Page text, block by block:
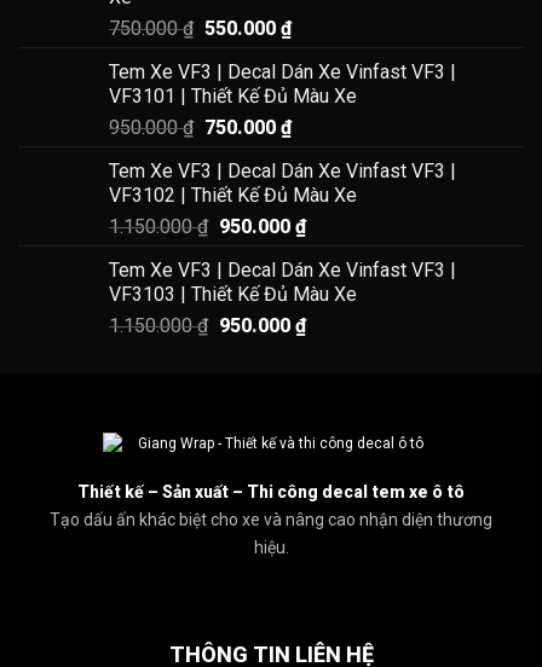
Nâng cấp diện mạo xe VF3 ngay hôm nay với Giang
Khám phá kho mẫu tem xe ô tô độc đẹp
750.000₫ Giá
là:
750.000 ₫.
550.000 ₫Giá
tại
là:
550.000 ₫.
Tem Xe VF3 | Decal Dán Xe Vinfast VF3 |
VF3101 | Thiết Kế Đủ Màu Xe
950.000₫ Giá
là:
950.000 ₫.
750.000 ₫Giá
tại
là:
750.000 ₫.
Tem Xe VF3 | Decal Dán Xe Vinfast VF3 |
VF3102 | Thiết Kế Đủ Màu Xe
1.150.000₫ Giá
là:
1.150.000 ₫.
950.000 ₫Giá
tại
là:
950.000 ₫.
Tem Xe VF3 | Decal Dán Xe Vinfast VF3 |
VF3103 | Thiết Kế Đủ Màu Xe
1.150.000₫ Giá
950.000 ₫Giá
Thiết kế – Sản xuất – Thi công decal tem xe ô tô
Tạo dấu ấn khác biệt cho xe và nâng cao nhận diện thương
hiệu.
THÔNG TIN LIÊN HỆ